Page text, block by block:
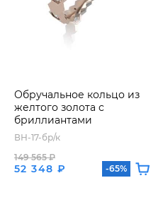
Обручальное кольцо из
желтого золота с
бриллиантами
ВН-17-бр/к
52 348 ₽
149 565 ₽
-65%